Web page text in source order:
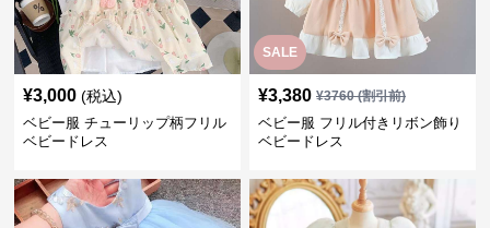
¥3,000 (税込)
ベビー服 チューリップ柄フリル
ベビードレス
SALE
¥3,380 ¥3760(割引前)
ベビー服 フリル付きリボン飾り
ベビードレス